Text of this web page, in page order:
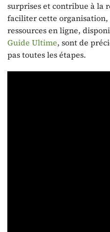
surprises et contribue à la
faciliter cette organisation,
ressources en ligne,
Guide Ultime, sont de
pas toutes les étapes.